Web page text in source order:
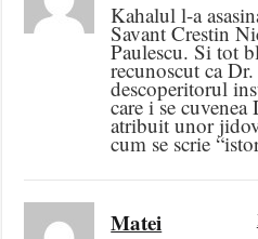
Kahalul l-a
Savant Crestin
Paulescu. Si tot
recunoscut ca
descoperitorul
care i se
atribuit unor
cum se scrie
Matei